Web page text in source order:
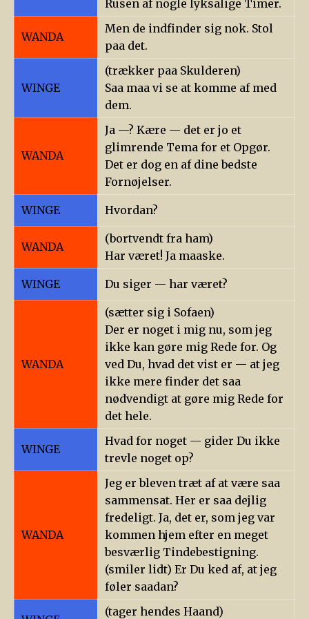
Rusen af nogle lyksalige Timer.
WANDA
Men de indfinder sig nok. Stol
paa det.
WINGE
(trækker paa Skulderen)
Saa maa vi se at komme af med
dem.
WANDA
Ja —? Kære — det er jo et
glimrende Tema for et Opgør.
Det er dog en af dine bedste
Fornøjelser.
WINGE Hvordan?
WANDA
(bortvendt fra ham)
Har været! Ja maaske.
WINGE Du siger — har været?
WANDA
(sætter sig i Sofaen)
Der er noget i mig nu, som jeg
ikke kan gøre mig Rede for. Og
ved Du, hvad det vist er — at jeg
ikke mere finder det saa
nødvendigt at gøre mig Rede for
det hele.
WINGE
Hvad for noget — gider Du ikke
trevle noget op?
WANDA
Jeg er bleven træt af at være saa
sammensat. Her er saa dejlig
fredeligt. Ja, det er, som jeg var
kommen hjem efter en meget
besværlig Tindebestigning.
(smiler lidt) Er Du ked af, at jeg
føler saadan?
(tager hendes Haand)